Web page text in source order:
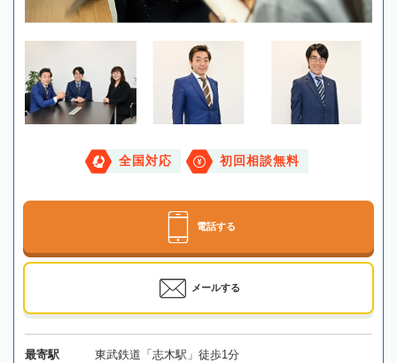
全国対応 初回相談無料
電話する
メールする
最寄駅 東武鉄道「志木駅」徒歩1分